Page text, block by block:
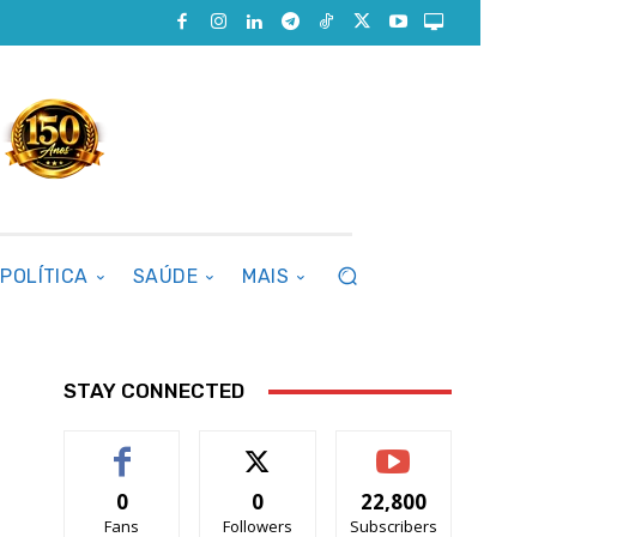
POLÍTICA SAÚDE MAIS
STAY CONNECTED
0
Fans
0
Followers
22,800
Subscribers